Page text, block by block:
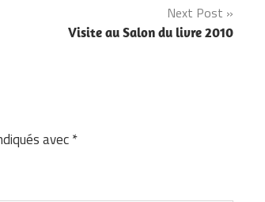
Next Post
Visite au Salon du livre 2010
avec*